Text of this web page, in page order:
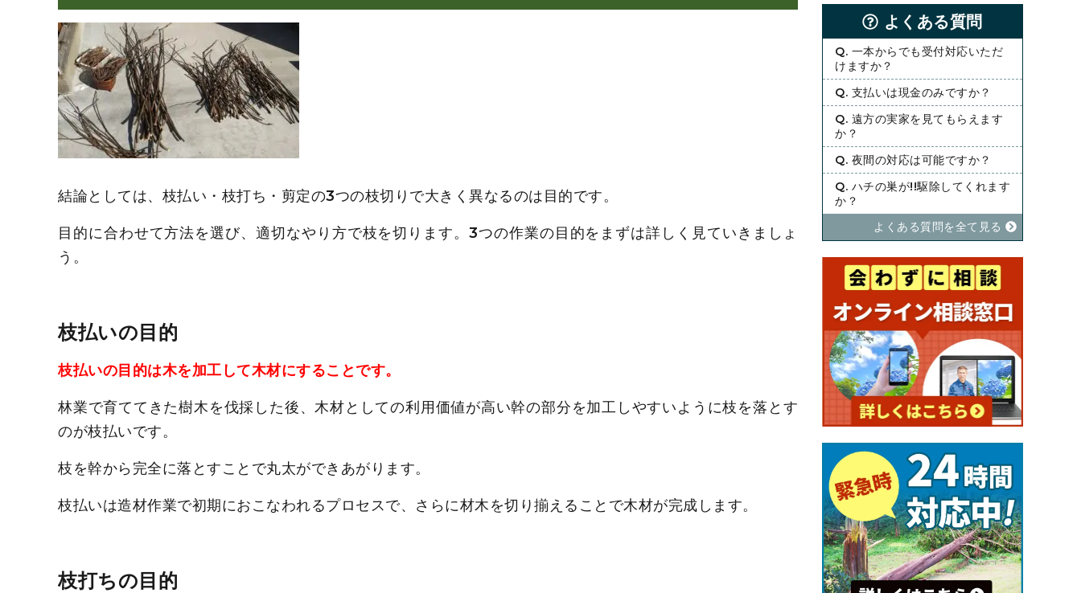
結論としては、枝払い・枝打ち・剪定の3つの枝切りで大きく異なるのは目的です。
目的に合わせて方法を選び、適切なやり方で枝を切ります。3つの作業の目的をまずは詳しく見ていきましょ
う。
枝払いの目的
枝払いの目的は木を加工して木材にすることです。
林業で育ててきた樹木を伐採した後、木材としての利用価値が高い幹の部分を加工しやすいように枝を落とす
のが枝払いです。
枝を幹から完全に落とすことで丸太ができあがります。
枝払いは造材作業で初期におこなわれるプロセスで、さらに材木を切り揃えることで木材が完成します。
枝打ちの目的
よくある質問
Q. 一本からでも受付対応いただ
けますか？
Q. 支払いは現金のみですか？
Q. 遠方の実家を見てもらえます
か？
Q. 夜間の対応は可能ですか？
Q. ハチの巣が!!駆除してくれます
か？
よくある質問を全て⾒る